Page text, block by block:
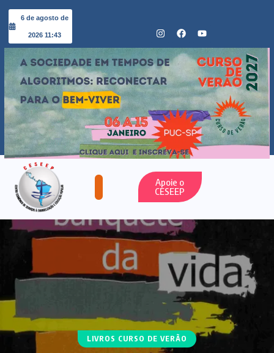
6 de agosto de
2026 11:43
Apoie o
CESEEP
LIVROS CURSO DE VERÃO